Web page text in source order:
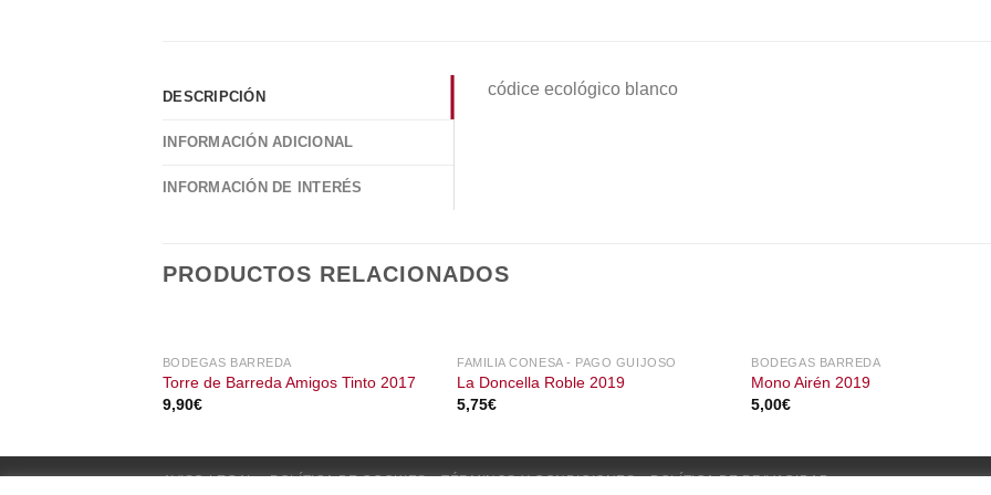
DESCRIPCIÓN
INFORMACIÓN ADICIONAL
INFORMACIÓN DE INTERÉS
códice ecológico blanco
PRODUCTOS RELACIONADOS
BODEGAS BARREDA
Torre de Barreda Amigos Tinto 2017
9,90€
FAMILIA CONESA - PAGO GUIJOSO
La Doncella Roble 2019
5,75€
BODEGAS BARREDA
Mono Airén 2019
5,00€
AVISO LEGAL POLÍTICA DE COOKIES TÉRMINOS Y CONDICIONES POLÍTICA DE PRIVACIDAD